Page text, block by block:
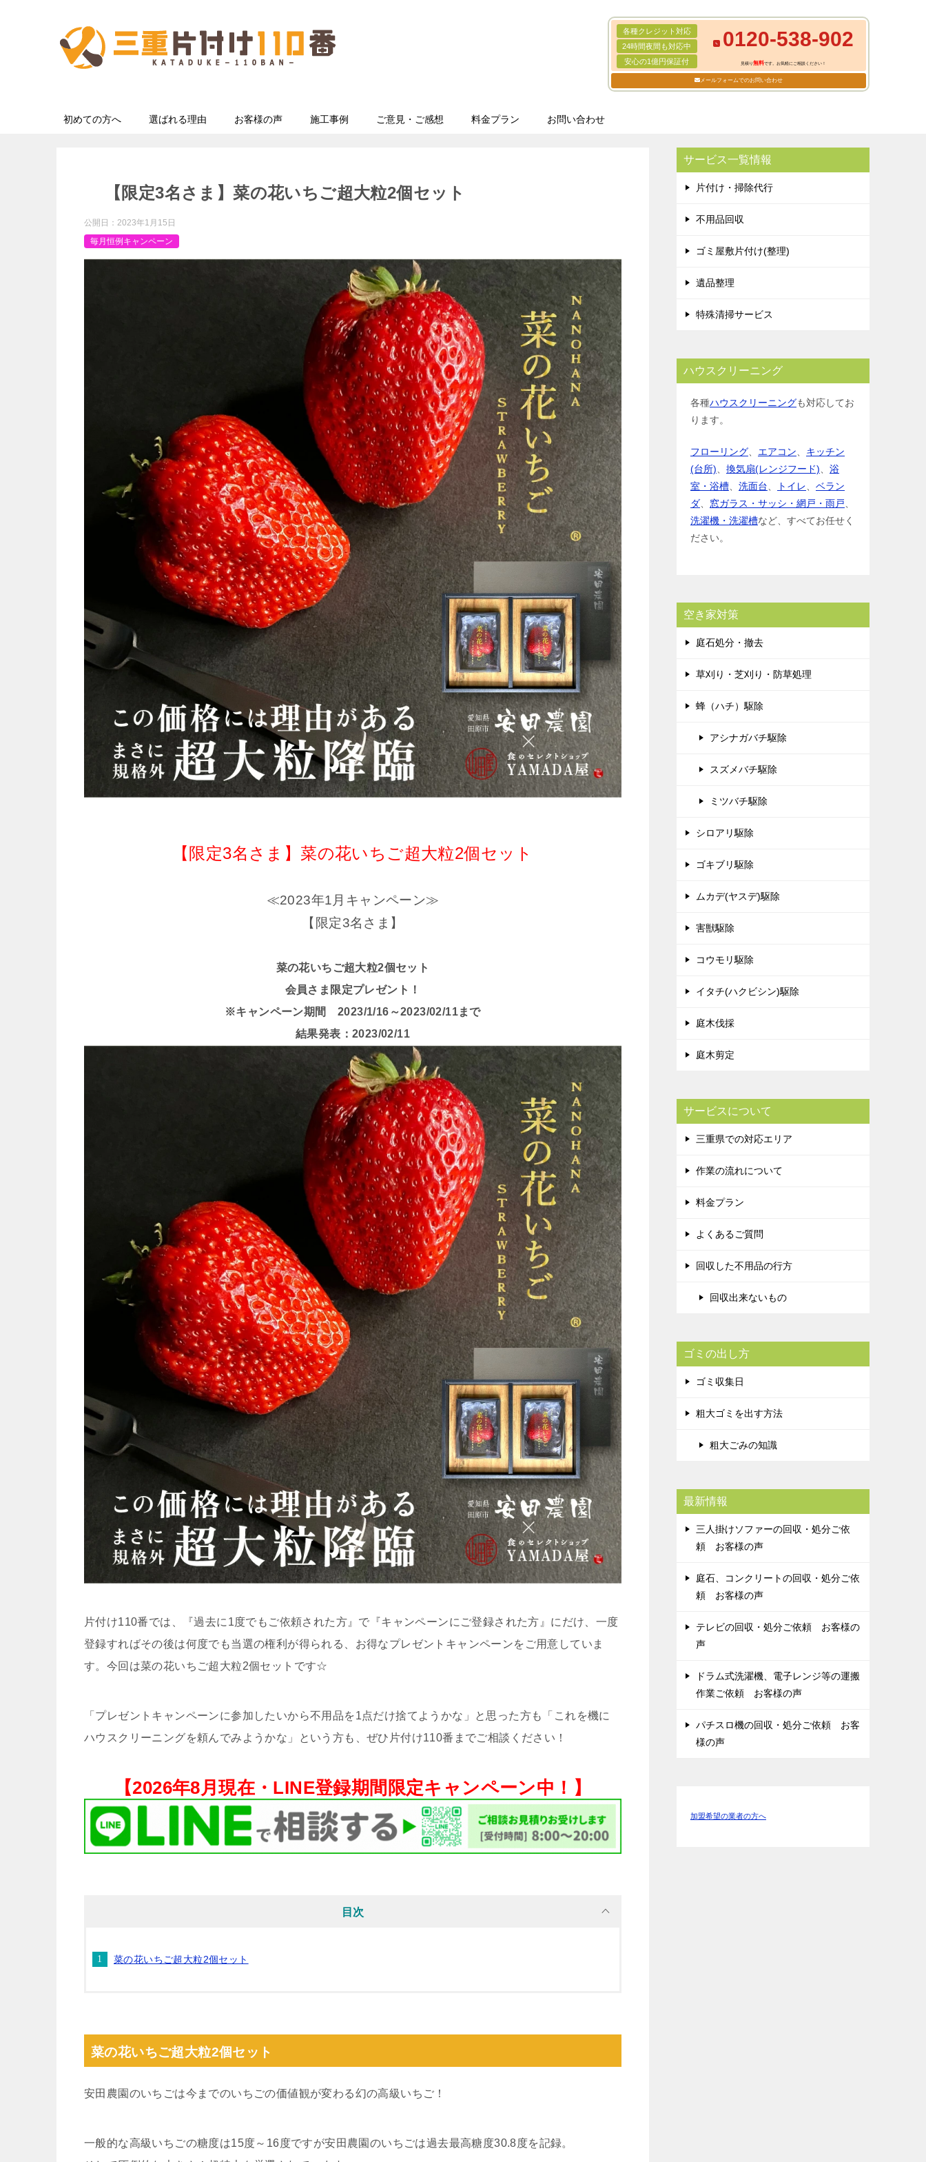
各種クレジット対応
24時間夜間も対応中
安心の1億円保証付
0120-538-902
見積り無料です。お気軽にご相談ください！
メールフォームでのお問い合わせ
初めての方へ 選ばれる理由 お客様の声 施工事例 ご意見・ご感想 料金プラン お問い合わせ
【限定3名さま】菜の花いちご超大粒2個セット
公開日： 2023年1月15日
毎月恒例キャンペーン
【限定3名さま】菜の花いちご超大粒2個セット
≪2023年1月キャンペーン≫
【限定3名さま】
菜の花いちご超大粒2個セット
会員さま限定プレゼント！
※キャンペーン期間 2023/1/16～2023/02/11まで
結果発表：2023/02/11
片付け110番では、『過去に1度でもご依頼された方』で『キャンペーンにご登録された方』にだけ、一度
登録すればその後は何度でも当選の権利が得られる、お得なプレゼントキャンペーンをご用意していま
す。今回は菜の花いちご超大粒2個セットです☆
「プレゼントキャンペーンに参加したいから不用品を1点だけ捨てようかな」と思った方も「これを機に
ハウスクリーニングを頼んでみようかな」という方も、ぜひ片付け110番までご相談ください！
【2026年8月現在・ LINE登録期間限定キャンペーン中！】
目次
菜の花いちご超大粒2個セット
菜の花いちご超大粒2個セット
安田農園のいちごは今までのいちごの価値観が変わる幻の高級いちご！
一般的な高級いちごの糖度は15度～16度ですが安田農園のいちごは過去最高糖度30.8度を記録。
サービス一覧情報
片付け・掃除代行
不用品回収
ゴミ屋敷片付け(整理)
遺品整理
特殊清掃サービス
ハウスクリーニング
各種ハウスクリーニングも対応してお
ります。
フローリング エアコン
キッチン
(台所)
換気扇(レンジフード)
浴
室・浴槽
洗面台 トイレ
ベラン
ダ
窓ガラス・サッシ・網戸・雨戸
洗濯機・洗濯槽など、すべてお任せく
ださい。
空き家対策
庭石処分・撤去
草刈り・芝刈り・防草処理
蜂（ハチ）駆除
アシナガバチ駆除
スズメバチ駆除
ミツバチ駆除
シロアリ駆除
ゴキブリ駆除
ムカデ(ヤスデ)駆除
害獣駆除
コウモリ駆除
イタチ(ハクビシン)駆除
庭木伐採
庭木剪定
サービスについて
三重県での対応エリア
作業の流れについて
料金プラン
よくあるご質問
回収した不用品の行方
回収出来ないもの
ゴミの出し方
ゴミ収集日
粗大ゴミを出す方法
粗大ごみの知識
最新情報
三人掛けソファーの回収・処分ご依
頼 お客様の声
庭石、コンクリートの回収・処分ご依
頼 お客様の声
テレビの回収・処分ご依頼 お客様の
声
ドラム式洗濯機、電子レンジ等の運搬
作業ご依頼 お客様の声
パチスロ機の回収・処分ご依頼 お客
様の声
加盟希望の業者の方へ